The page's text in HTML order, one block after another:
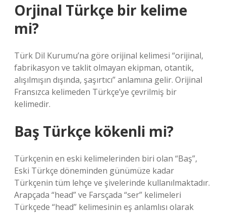
Orjinal Türkçe bir kelime
mi?
Türk Dil Kurumu’na göre orijinal kelimesi “orijinal,
fabrikasyon ve taklit olmayan ekipman, otantik,
alışılmışın dışında, şaşırtıcı” anlamına gelir. Orijinal
Fransızca kelimeden Türkçe’ye çevrilmiş bir
kelimedir.
Baş Türkçe kökenli mi?
Türkçenin en eski kelimelerinden biri olan “Baş”,
Eski Türkçe döneminden günümüze kadar
Türkçenin tüm lehçe ve şivelerinde kullanılmaktadır.
Arapçada “head” ve Farsçada “ser” kelimeleri
Türkçede “head” kelimesinin eş anlamlısı olarak